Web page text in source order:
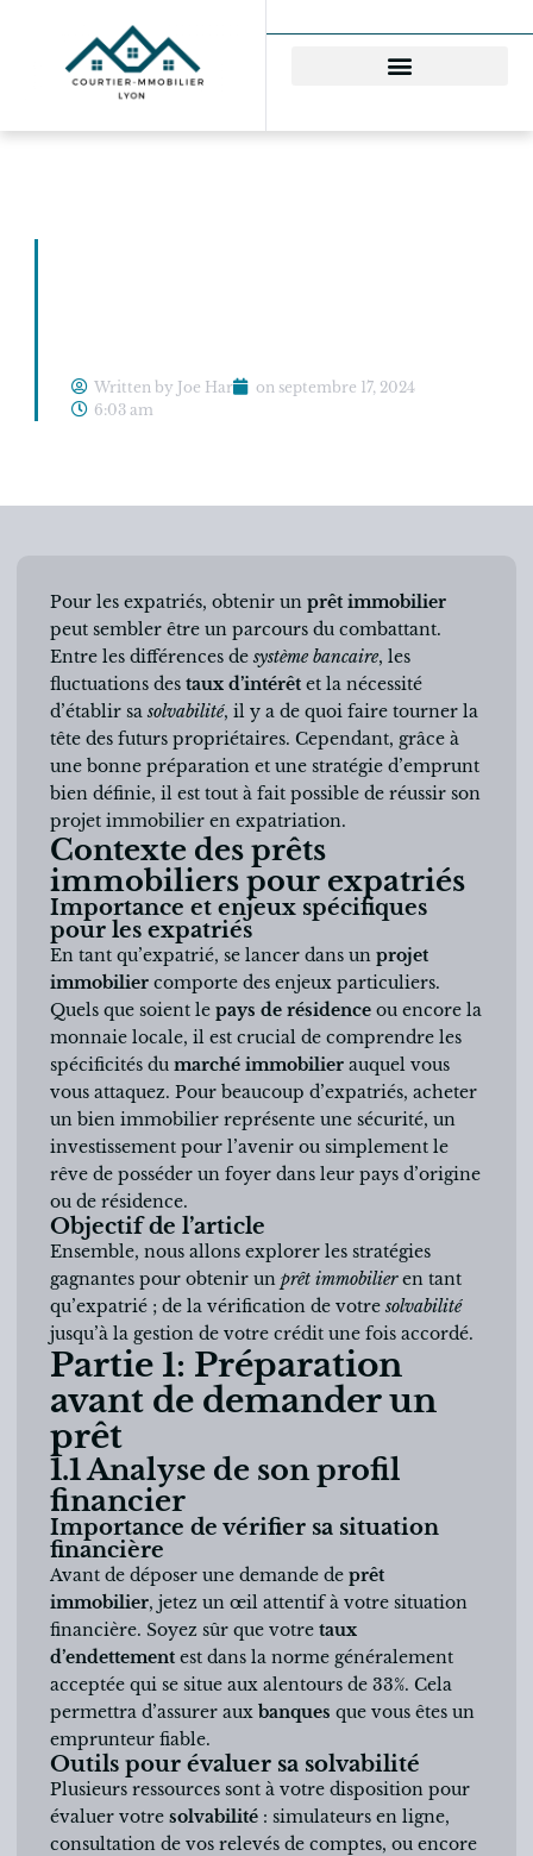
Written by Joe Har on septembre 17, 2024
6:03 am
Pour les expatriés, obtenir un prêt immobilier
peut sembler être un parcours du combattant.
Entre les différences de système bancaire, les
fluctuations des taux d’intérêt et la nécessité
d’établir sa solvabilité, il y a de quoi faire tourner la
tête des futurs propriétaires. Cependant, grâce à
une bonne préparation et une stratégie d’emprunt
bien définie, il est tout à fait possible de réussir son
projet immobilier en expatriation.
Contexte des prêts
immobiliers pour expatriés
Importance et enjeux spécifiques
pour les expatriés
En tant qu’expatrié, se lancer dans un projet
immobilier comporte des enjeux particuliers.
Quels que soient le pays de résidence ou encore la
monnaie locale, il est crucial de comprendre les
spécificités du marché immobilier auquel vous
vous attaquez. Pour beaucoup d’expatriés, acheter
un bien immobilier représente une sécurité, un
investissement pour l’avenir ou simplement le
rêve de posséder un foyer dans leur pays d’origine
ou de résidence.
Objectif de l’article
Ensemble, nous allons explorer les stratégies
gagnantes pour obtenir un prêt immobilieren tant
qu’expatrié ; de la vérification de votre solvabilité
jusqu’à la gestion de votre crédit une fois accordé.
Partie 1: Préparation
avant de demander un
prêt
1.1 Analyse de son profil
financier
Importance de vérifier sa situation
financière
Avant de déposer une demande de prêt
immobilier, jetez un œil attentif à votre situation
financière. Soyez sûr que votre taux
d’endettement est dans la norme généralement
acceptée qui se situe aux alentours de 33%. Cela
permettra d’assurer aux banques que vous êtes un
emprunteur fiable.
Outils pour évaluer sa solvabilité
Plusieurs ressources sont à votre disposition pour
évaluer votre solvabilité : simulateurs en ligne,
consultation de vos relevés de comptes, ou encore